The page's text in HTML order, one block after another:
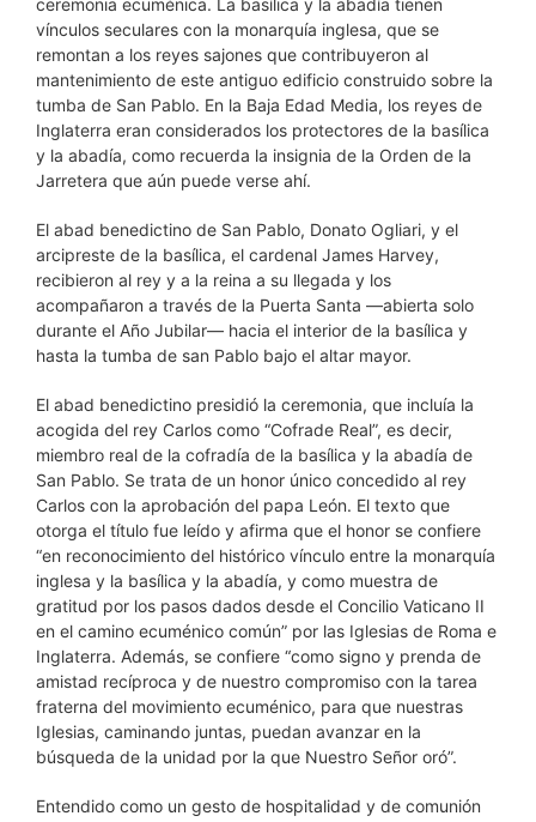
ceremonia ecuménica. La basílica y la abadía tienen
vínculos seculares con la monarquía inglesa, que se
remontan a los reyes sajones que contribuyeron al
mantenimiento de este antiguo edificio construido sobre la
tumba de San Pablo. En la Baja Edad Media, los reyes de
Inglaterra eran considerados los protectores de la basílica
y la abadía, como recuerda la insignia de la Orden de la
Jarretera que aún puede verse ahí.
El abad benedictino de San Pablo, Donato Ogliari, y el
arcipreste de la basílica, el cardenal James Harvey,
recibieron al rey y a la reina a su llegada y los
acompañaron a través de la Puerta Santa —abierta solo
durante el Año Jubilar— hacia el interior de la basílica y
hasta la tumba de san Pablo bajo el altar mayor.
El abad benedictino presidió la ceremonia, que incluía la
acogida del rey Carlos como “Cofrade Real”, es decir,
miembro real de la cofradía de la basílica y la abadía de
San Pablo. Se trata de un honor único concedido al rey
Carlos con la aprobación del papa León. El texto que
otorga el título fue leído y afirma que el honor se confiere
“en reconocimiento del histórico vínculo entre la monarquía
inglesa y la basílica y la abadía, y como muestra de
gratitud por los pasos dados desde el Concilio Vaticano II
en el camino ecuménico común” por las Iglesias de Roma e
Inglaterra. Además, se confiere “como signo y prenda de
amistad recíproca y de nuestro compromiso con la tarea
fraterna del movimiento ecuménico, para que nuestras
Iglesias, caminando juntas, puedan avanzar en la
búsqueda de la unidad por la que Nuestro Señor oró”.
Entendido como un gesto de hospitalidad y de comunión